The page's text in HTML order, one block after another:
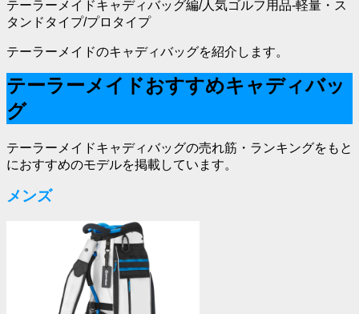
テーラーメイドキャディバッグ編/人気ゴルフ用品-軽量・ス
タンドタイプ/プロタイプ
テーラーメイドのキャディバッグを紹介します。
テーラーメイドおすすめキャディバッ
グ
テーラーメイドキャディバッグの売れ筋・ランキングをもと
におすすめのモデルを掲載しています。
メンズ